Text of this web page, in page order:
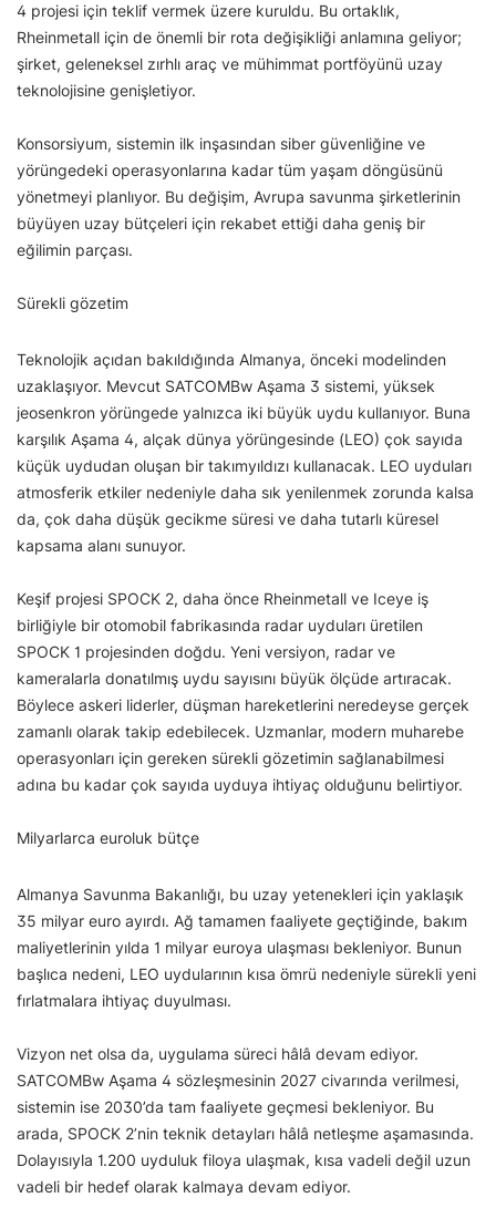
4 projesi için teklif vermek üzere kuruldu. Bu ortaklık,
Rheinmetall için de önemli bir rota değişikliği anlamına geliyor;
şirket, geleneksel zırhlı araç ve mühimmat portföyünü uzay
teknolojisine genişletiyor.
Konsorsiyum, sistemin ilk inşasından siber güvenliğine ve
yörüngedeki operasyonlarına kadar tüm yaşam döngüsünü
yönetmeyi planlıyor. Bu değişim, Avrupa savunma şirketlerinin
büyüyen uzay bütçeleri için rekabet ettiği daha geniş bir
eğilimin parçası.
Sürekli gözetim
Teknolojik açıdan bakıldığında Almanya, önceki modelinden
uzaklaşıyor. Mevcut SATCOMBw Aşama 3 sistemi, yüksek
jeosenkron yörüngede yalnızca iki büyük uydu kullanıyor. Buna
karşılık Aşama 4, alçak dünya yörüngesinde (LEO) çok sayıda
küçük uydudan oluşan bir takımyıldızı kullanacak. LEO uyduları
atmosferik etkiler nedeniyle daha sık yenilenmek zorunda kalsa
da, çok daha düşük gecikme süresi ve daha tutarlı küresel
kapsama alanı sunuyor.
Keşif projesi SPOCK 2, daha önce Rheinmetall ve Iceye iş
birliğiyle bir otomobil fabrikasında radar uyduları üretilen
SPOCK 1 projesinden doğdu. Yeni versiyon, radar ve
kameralarla donatılmış uydu sayısını büyük ölçüde artıracak.
Böylece askeri liderler, düşman hareketlerini neredeyse gerçek
zamanlı olarak takip edebilecek. Uzmanlar, modern muharebe
operasyonları için gereken sürekli gözetimin sağlanabilmesi
adına bu kadar çok sayıda uyduya ihtiyaç olduğunu belirtiyor.
Milyarlarca euroluk bütçe
Almanya Savunma Bakanlığı, bu uzay yetenekleri için yaklaşık
35 milyar euro ayırdı. Ağ tamamen faaliyete geçtiğinde, bakım
maliyetlerinin yılda 1 milyar euroya ulaşması bekleniyor. Bunun
başlıca nedeni, LEO uydularının kısa ömrü nedeniyle sürekli yeni
fırlatmalara ihtiyaç duyulması.
Vizyon net olsa da, uygulama süreci hâlâ devam ediyor.
SATCOMBw Aşama 4 sözleşmesinin 2027 civarında verilmesi,
sistemin ise 2030’da tam faaliyete geçmesi bekleniyor. Bu
arada, SPOCK 2’nin teknik detayları hâlâ netleşme aşamasında.
Dolayısıyla 1.200 uyduluk filoya ulaşmak, kısa vadeli değil uzun
vadeli bir hedef olarak kalmaya devam ediyor.